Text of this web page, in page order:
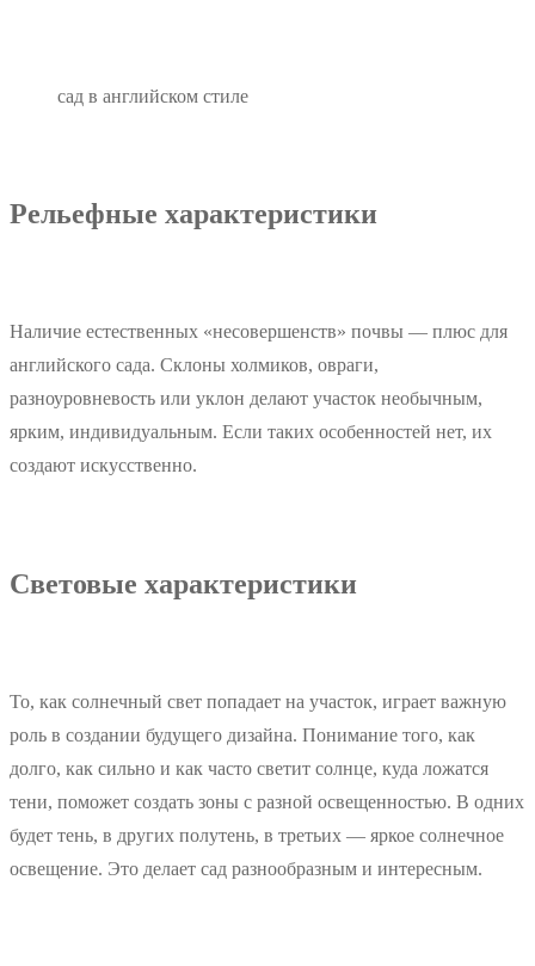
сад в английском стиле
Рельефные характеристики
Наличие естественных «несовершенств» почвы — плюс для
английского сада. Склоны холмиков, овраги,
разноуровневость или уклон делают участок необычным,
ярким, индивидуальным. Если таких особенностей нет, их
создают искусственно.
Световые характеристики
То, как солнечный свет попадает на участок, играет важную
роль в создании будущего дизайна. Понимание того, как
долго, как сильно и как часто светит солнце, куда ложатся
тени, поможет создать зоны с разной освещенностью. В одних
будет тень, в других полутень, в третьих — яркое солнечное
освещение. Это делает сад разнообразным и интересным.